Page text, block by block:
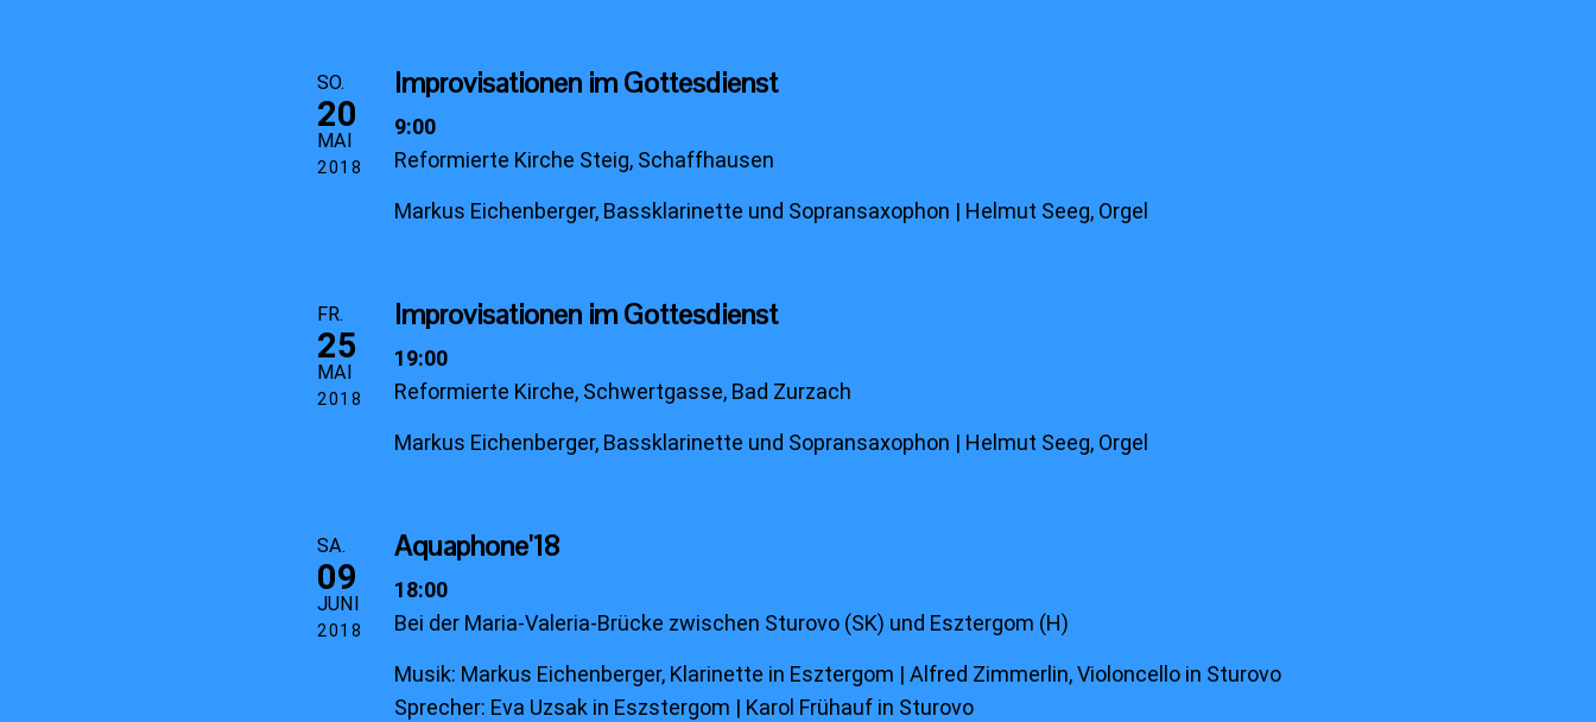
SO.
20
MAI
2018
Improvisationen im Gottesdienst
9:00
Reformierte Kirche Steig, Schaffhausen
Markus Eichenberger, Bassklarinette und Sopransaxophon | Helmut Seeg, Orgel
FR.
25
MAI
2018
Improvisationen im Gottesdienst
19:00
Reformierte Kirche, Schwertgasse, Bad Zurzach
Markus Eichenberger, Bassklarinette und Sopransaxophon | Helmut Seeg, Orgel
SA.
09
JUNI
2018
Aquaphone'18
18:00
Bei der Maria-Valeria-Brücke zwischen Sturovo (SK) und Esztergom (H)
Musik: Markus Eichenberger, Klarinette in Esztergom | Alfred Zimmerlin, Violoncello in Sturovo
Sprecher: Eva Uzsak in Eszstergom | Karol Frühauf in Sturovo